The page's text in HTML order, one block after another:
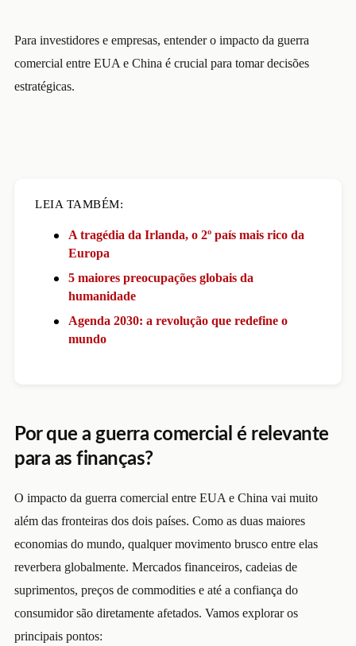
Para investidores e empresas, entender o impacto da guerra
comercial entre EUA e China é crucial para tomar decisões
estratégicas.
LEIA TAMBÉM:
A tragédia da Irlanda, o 2º país mais rico da
Europa
5 maiores preocupações globais da
humanidade
Agenda 2030: a revolução que redefine o
mundo
Por que a guerra comercial é relevante
para as finanças?
O impacto da guerra comercial entre EUA e China vai muito
além das fronteiras dos dois países. Como as duas maiores
economias do mundo, qualquer movimento brusco entre elas
reverbera globalmente. Mercados financeiros, cadeias de
suprimentos, preços de commodities e até a confiança do
consumidor são diretamente afetados. Vamos explorar os
principais pontos: